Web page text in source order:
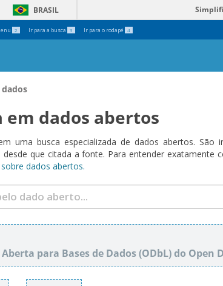
2 Ir para a busca 3 Ir para o rodapé 4
BRASIL
Ferramentas
Pessoais
em dados abertos
uma busca especializada de dados abertos.
desde que citada a fonte. Para entender
dados abertos.
para Bases de Dados (ODbL) do Open